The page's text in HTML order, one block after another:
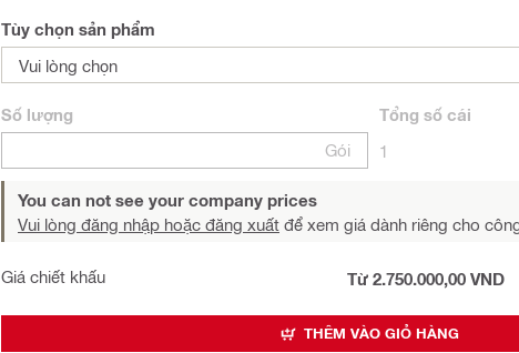
Tùy chọn sản phẩm
Vui lòng chọn
Số lượng
Gói
Tổng số cái
1
You can not see your company prices
Vui lòng đăng nhập hoặc đăng xuất để xem giá dành riêng cho
Giá chiết khấu Từ 2.750.000,00 VND
THÊM VÀO GIỎ HÀNG